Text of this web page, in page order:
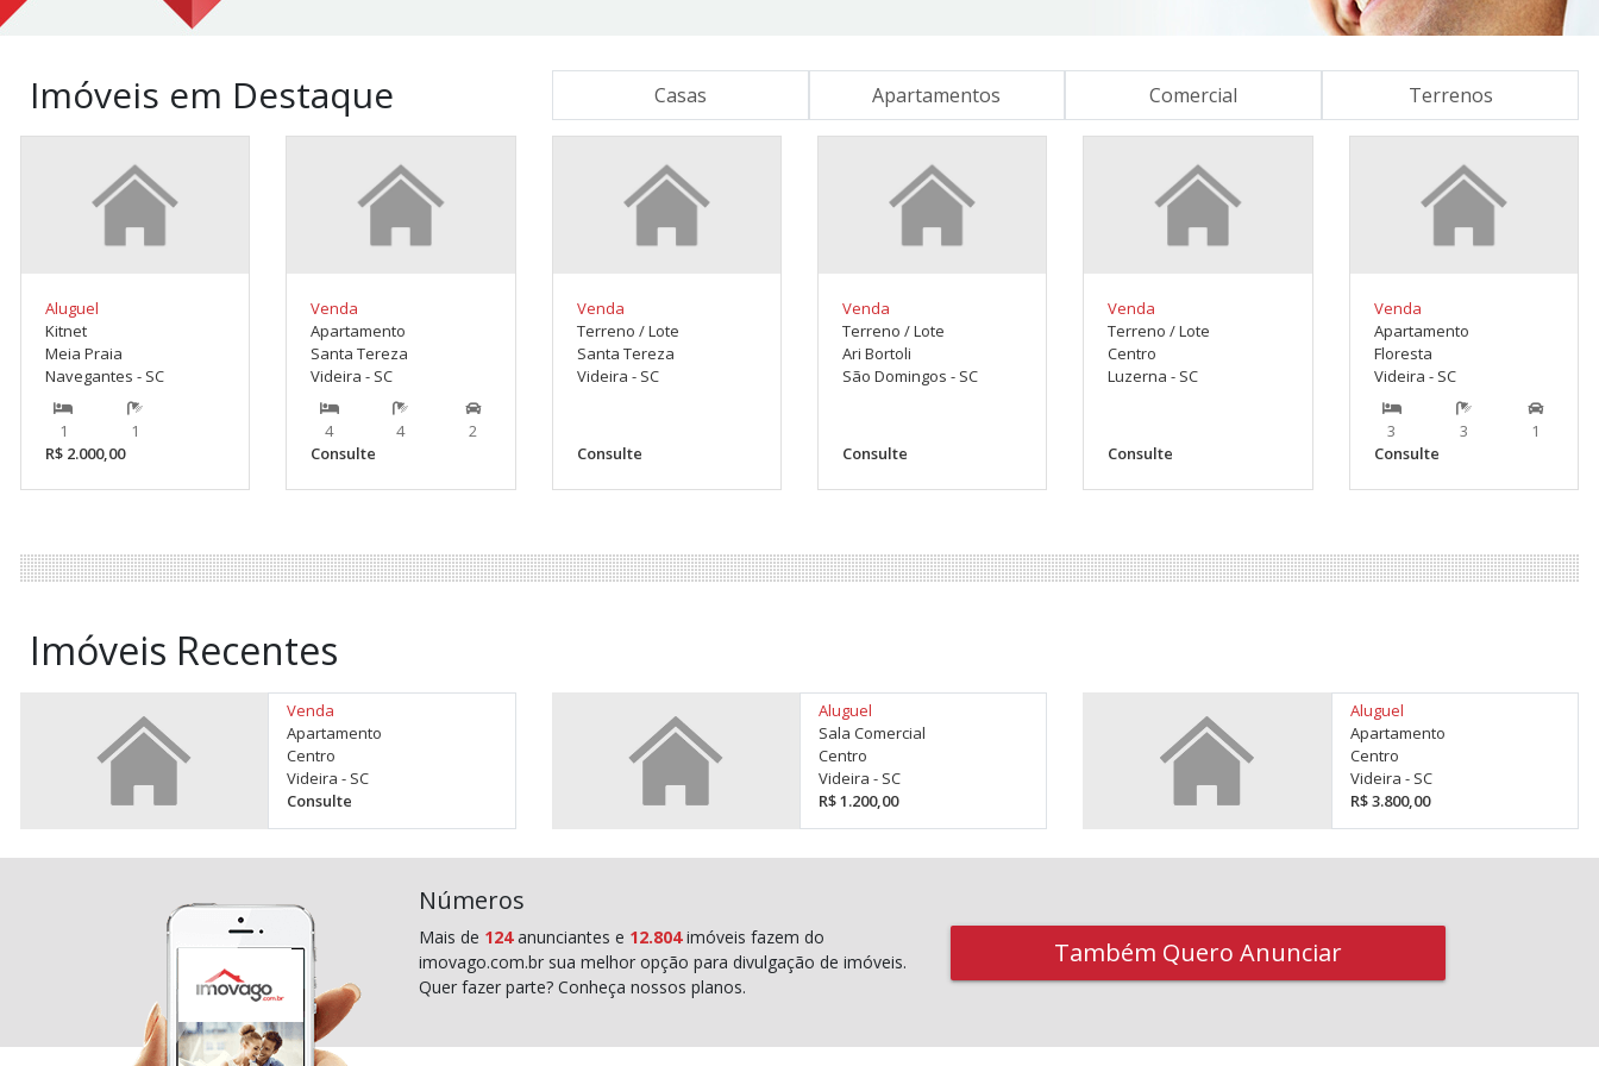
Imóveis em Destaque Casas Apartamentos Comercial Terrenos
Aluguel
Kitnet
Meia Praia
Navegantes - SC
1
1
R$ 2.000,00
Venda
Apartamento
Santa Tereza
Videira - SC
4 4
2
Consulte
Venda
Terreno / Lote
Santa Tereza
Videira - SC
Consulte
Venda
Terreno / Lote
Ari Bortoli
São Domingos - SC
Consulte
Venda
Terreno / Lote
Centro
Luzerna - SC
Consulte
Venda
Apartamento
Floresta
Videira - SC
3 3
1
Consulte
Imóveis Recentes
Venda
Apartamento
Centro
Videira - SC
Consulte
Aluguel
Sala Comercial
Centro
Videira - SC
R$ 1.200,00
Aluguel
Apartamento
Centro
Videira - SC
R$ 3.800,00
Números
Mais de 124anunciantes e 12.804imóveis fazem do
imovago.com.br sua melhor opção para divulgação de imóveis.
Quer fazer parte? Conheça nossos planos.
Também Quero Anunciar